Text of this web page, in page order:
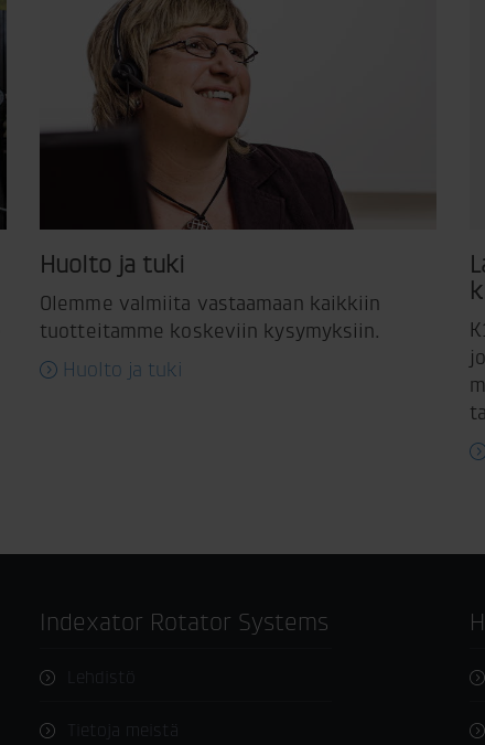
Huolto ja tuki
Olemme valmiita vastaamaan kaikkiin
tuotteitamme koskeviin kysymyksiin.
Huolto ja tuki
Indexator Rotator Systems
Lehdistö
Tietoja meistä